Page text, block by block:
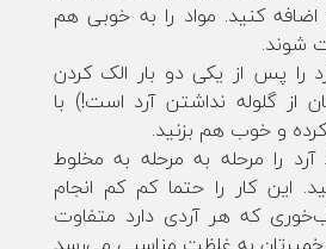
اضافه کنید. مواد را به خوبی هم
شوند.
را پس از یکی دو بار الک کردن
از گلوله نداشتن آرد است!) با
و خوب هم بزنید.
را مرحله به مرحله به مخلوط
این کار را حتما کم کم انجام
که هر آردی دارد متفاوت